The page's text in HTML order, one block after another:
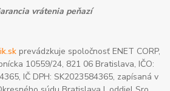
vrátenia peňazí
prevádzkuje spoločnosť ENET CORP,
10559/24, 821 06 Bratislava, IČO:
IČ DPH: SK2023584365, zapísaná v